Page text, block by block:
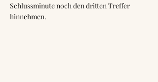
Schlussminute noch den dritten Treffer
hinnehmen.